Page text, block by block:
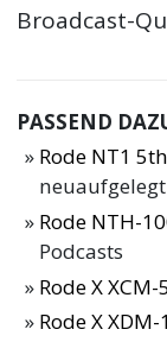
Broadcast-
PASSEND
Rode NT1
neuaufgelegt
Rode NTH-
Podcasts
Rode X
Rode X